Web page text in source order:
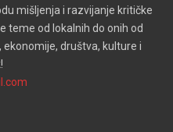
mišljenja i razvijanje kritičke
teme od lokalnih do onih od
društva, kulture i